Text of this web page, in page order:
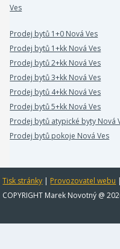
Ves
Prodej bytů 1+0 Nová Ves
Prodej bytů 1+kk Nová Ves
Prodej bytů 2+kk Nová Ves
Prodej bytů 3+kk Nová Ves
Prodej bytů 4+kk Nová Ves
Prodej bytů 5+kk Nová Ves
Prodej bytů atypické byty Nová
Prodej bytů pokoje Nová Ves
Tisk stránky | Provozovatel webu |
COPYRIGHT Marek Novotný @